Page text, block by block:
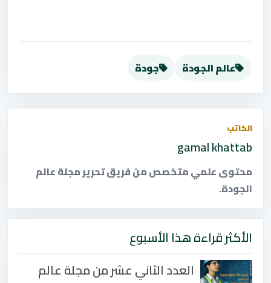
عالم الجودة جودة
الكاتب
gamal khattab
محتوى علمي متخصص من فريق تحرير مجلة عالم
الجودة.
الأكثر قراءة هذا الأسبوع
العدد الثاني عشر من مجلة عالم